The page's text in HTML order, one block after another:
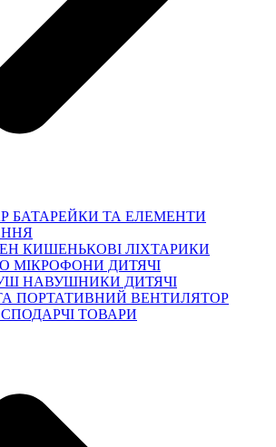
БАТАРЕЙКИ ТА ЕЛЕМЕНТИ
КИШЕНЬКОВІ ЛІХТАРИКИ
МІКРОФОНИ ДИТЯЧІ
НАВУШНИКИ ДИТЯЧІ
ПОРТАТИВНИЙ ВЕНТИЛЯТОР
ТОВАРИ